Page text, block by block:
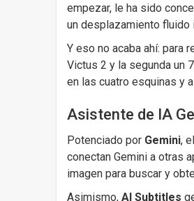
empezar, le ha sido
un desplazamiento
Y eso no acaba ahí: para
Victus 2 y la segunda un
en las cuatro esquinas y
Asistente de IA
Potenciado por Gemini, el
conectan Gemini a otras
imagen para buscar y
Asimismo, AI Subtitles